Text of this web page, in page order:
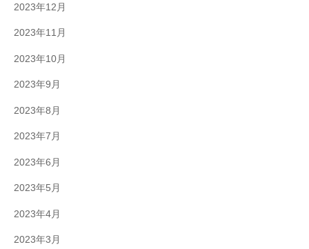
2023年12月
2023年11月
2023年10月
2023年9月
2023年8月
2023年7月
2023年6月
2023年5月
2023年4月
2023年3月